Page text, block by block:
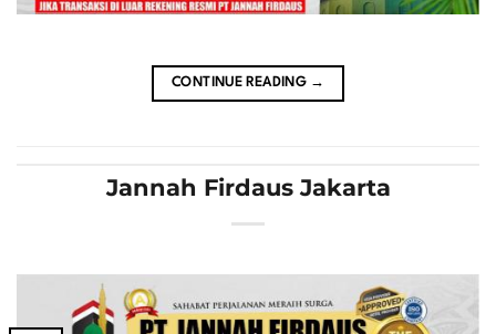
CONTINUE READING →
Jannah Firdaus Jakarta